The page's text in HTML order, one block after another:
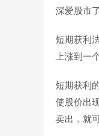
深爱股市
短期获利
上涨到一
短期获利
使股价出
卖出，就